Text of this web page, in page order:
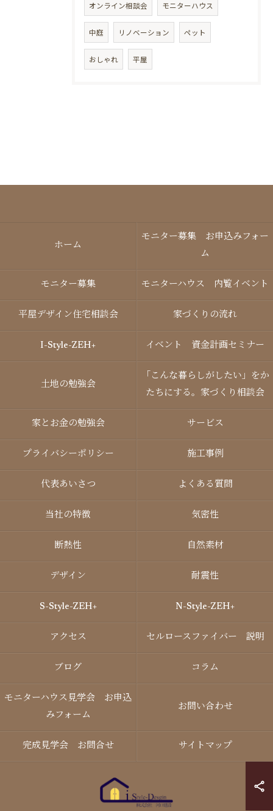
オンライン相談会 モニターハウス
中庭 リノベーション ペット
おしゃれ 平屋
ホーム
モニター募集 お申込みフォー
ム
モニター募集 モニターハウス 内覧イベント
平屋デザイン住宅相談会 家づくりの流れ
I-Style-ZEH+ イベント 資金計画セミナー
土地の勉強会
「こんな暮らしがしたい」をか
たちにする。家づくり相談会
家とお金の勉強会 サービス
プライバシーポリシー 施工事例
代表あいさつ よくある質問
当社の特徴 気密性
断熱性 自然素材
デザイン 耐震性
S-Style-ZEH+ N-Style-ZEH+
アクセス セルロースファイバー 説明
ブログ コラム
モニターハウス見学会 お申込
みフォーム
お問い合わせ
完成見学会 お問合せ サイトマップ